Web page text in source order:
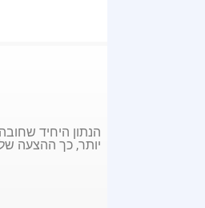
הנתון היחיד
יותר, כך ההצעה